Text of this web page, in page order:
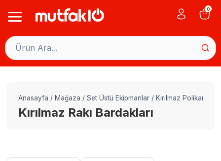
0
Anasayfa / Mağaza / Set Üstü Ekipmanlar / Kırılmaz Polikarbon
Kırılmaz Rakı Bardakları